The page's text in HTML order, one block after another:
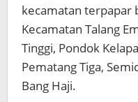
kecamatan terpapar
Kecamatan Talang
Tinggi, Pondok
Pematang Tiga,
Bang Haji.